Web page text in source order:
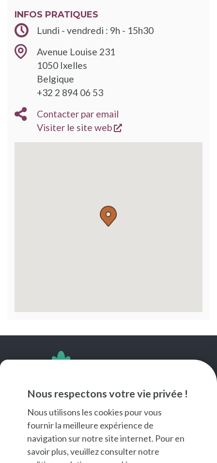
Nous respectons votre vie privée !
Nous utilisons les cookies pour vous
fournir la meilleure expérience de
navigation sur notre site internet. Pour en
savoir plus, veuillez consulter notre
INFOS PRATIQUES
Lundi - vendredi : 9h - 15h30
Avenue Louise 231
1050 Ixelles
Belgique
+32 2 894 06 53
Contacter par email
Visiter le site web
s'ouvre dans une